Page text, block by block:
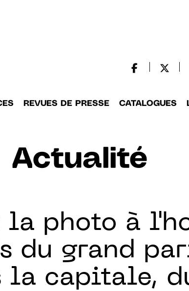
REVUES DE PRESSE CATALOGUES
Actualité
la photo à
du grand
la capitale,